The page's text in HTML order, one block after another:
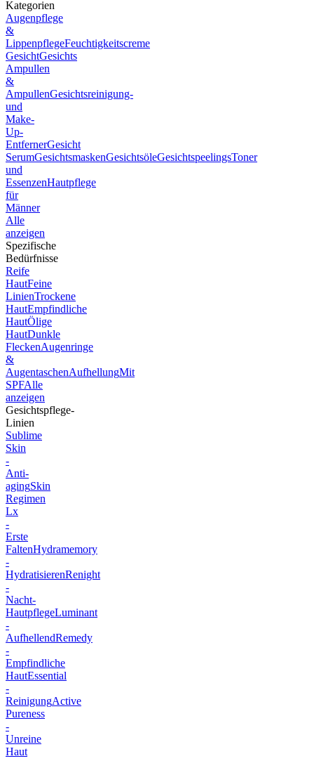
Kategorien
Augenpflege
&
LippenpflegeFeuchtigkeitscreme
GesichtGesichts
Ampullen
&
AmpullenGesichtsreinigung-
und
Make-
Up-
EntfernerGesicht
SerumGesichtsmaskenGesichtsöleGesichtspeelingsToner
und
EssenzenHautpflege
für
Männer
Alle
anzeigen
Spezifische
Bedürfnisse
Reife
HautFeine
LinienTrockene
HautEmpfindliche
HautÖlige
HautDunkle
FleckenAugenringe
&
AugentaschenAufhellungMit
SPFAlle
anzeigen
Gesichtspflege-
Linien
Sublime
Skin
-
Anti-
agingSkin
Regimen
Lx
-
Erste
FaltenHydramemory
-
HydratisierenRenight
-
Nacht-
HautpflegeLuminant
-
AufhellendRemedy
-
Empfindliche
HautEssential
-
ReinigungActive
Pureness
-
Unreine
Haut